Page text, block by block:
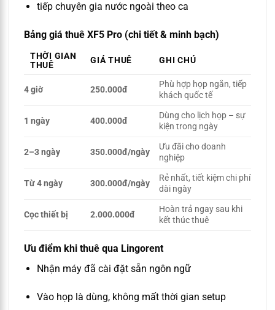
tiếp chuyên gia nước ngoài theo ca
Bảng giá thuê XF5 Pro (chi tiết & minh bạch)
THỜI GIAN
THUÊ
GIÁ THUÊ GHI CHÚ
4 giờ 250.000đ
Phù hợp họp ngắn, tiếp
khách quốc tế
1 ngày 400.000đ
Dùng cho lịch họp – sự
kiện trong ngày
2–3 ngày 350.000đ/ngày
Ưu đãi cho doanh
nghiệp
Từ 4 ngày 300.000đ/ngày
Rẻ nhất, tiết kiệm chi phí
dài ngày
Cọc thiết bị 2.000.000đ
Hoàn trả ngay sau khi
kết thúc thuê
Ưu điểm khi thuê qua Lingorent
Nhận máy đã cài đặt sẵn ngôn ngữ
Vào họp là dùng, không mất thời gian setup